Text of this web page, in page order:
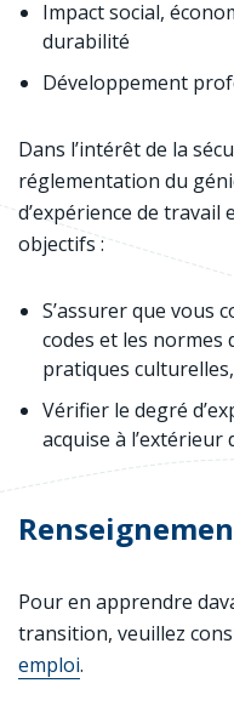
Impact social,
durabilité
Développement
Dans l’intérêt de la
réglementation du
d’expérience de travail
objectifs :
S’assurer que vous
codes et les normes
pratiques
Vérifier le degré
acquise à l’extérieur
Pour en apprendre
transition, veuillez
emploi.